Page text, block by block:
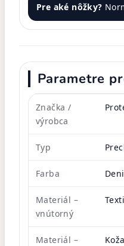
Pre aké nôžky?
Parametre
Značka /
výrobca
Typ
Farba
Materiál –
vnútorný
Materiál –